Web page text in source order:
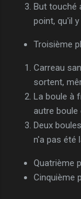
But touché
point, qu'il
Troisième
Carreau
sortent,
La boule à
autre boule
Deux
n'a pas été
Quatrième
Cinquième